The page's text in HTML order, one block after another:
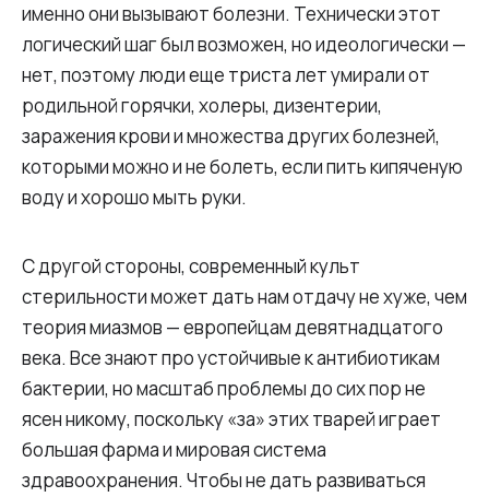
именно они вызывают болезни. Технически этот
логический шаг был возможен, но идеологически —
нет, поэтому люди еще триста лет умирали от
родильной горячки, холеры, дизентерии,
заражения крови и множества других болезней,
которыми можно и не болеть, если пить кипяченую
воду и хорошо мыть руки.
С другой стороны, современный культ
стерильности может дать нам отдачу не хуже, чем
теория миазмов — европейцам девятнадцатого
века. Все знают про устойчивые к антибиотикам
бактерии, но масштаб проблемы до сих пор не
ясен никому, поскольку «за» этих тварей играет
большая фарма и мировая система
здравоохранения. Чтобы не дать развиваться